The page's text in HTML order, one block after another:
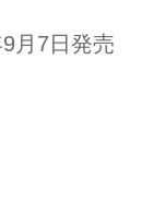
月7日発売